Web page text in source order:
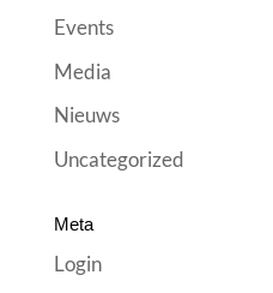
Events
Media
Nieuws
Uncategorized
Meta
Login